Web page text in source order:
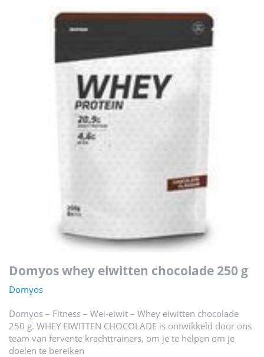
domyos whey eiwitten chocolade 250 g
Domyos
Domyos – Fitness – Wei-eiwit – Whey eiwitten chocolade
250 g. WHEY EIWITTEN CHOCOLADE is ontwikkeld door ons
team van fervente krachttrainers, om je te helpen om je
doelen te bereiken